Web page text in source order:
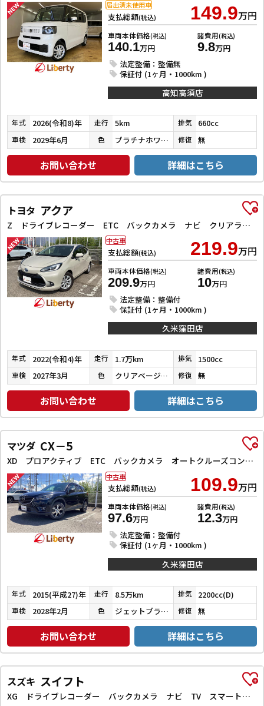
支払総額(税込) 149.9万円
車両本体価格(税込)
140.1万円
諸費用(税込)
9.8万円
法定整備：整備無
保証付 (1ヶ月・1000km )
届出済未使用車
高知高須店
年式 2026(令和8)年 走行 5km 排気 660cc
車検 2029年6月 色 プラチナホワイトパール 修復 無
お問い合わせ 詳細はこちら
トヨタ アクア
Z ドライブレコーダー ETC バックカメラ ナビ クリアランスソナー オートクルーズコントロール レーンアシスト 衝突被害軽減システム アルミホイール LEDヘッドランプ スマートキー 電動格納ミラー
支払総額(税込) 219.9万円
車両本体価格(税込)
209.9万円
諸費用(税込)
10万円
法定整備：整備付
保証付 (1ヶ月・1000km )
中古車
久米窪田店
年式 2022(令和4)年 走行 1.7万km 排気 1500cc
車検 2027年3月 色 クリアベージュメタリック 修復 無
お問い合わせ 詳細はこちら
マツダ CX－5
XD プロアクティブ ETC バックカメラ オートクルーズコントロール レーンアシスト 衝突被害軽減システム ナビ オートライト LEDヘッドランプ アルミホイール スマートキー アイドリングストップ 電動格納ミラー AT
支払総額(税込) 109.9万円
車両本体価格(税込)
97.6万円
諸費用(税込)
12.3万円
法定整備：整備付
保証付 (1ヶ月・1000km )
中古車
久米窪田店
年式 2015(平成27)年 走行 8.5万km 排気 2200cc(D)
車検 2028年2月 色 ジェットブラックマイカ 修復 無
お問い合わせ 詳細はこちら
スズキ スイフト
XG ドライブレコーダー バックカメラ ナビ TV スマートキー 電動格納ミラー シートヒーター CVT 盗難防止システム 衝突安全ボディ ABS ESC CD Bluetooth エアコン